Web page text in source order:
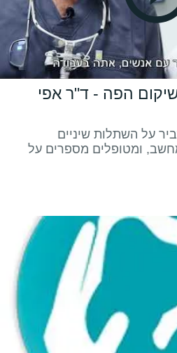
הפה - ד"ר אפי
על השתלות שיניים
ומטופלים מספרים על